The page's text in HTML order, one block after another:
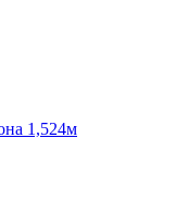
1,524м